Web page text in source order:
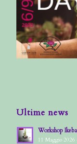
Ultime news
Workshop
11 Maggio 2026